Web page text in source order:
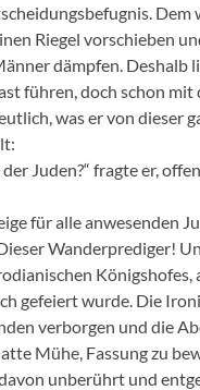
Dem
Riegel vorschieben
dämpfen. Deshalb
führen, doch schon mit
was er von dieser
der Juden?“ fragte er,
für alle anwesenden
Wanderprediger!
Königshofes,
gefeiert wurde. Die
verborgen und die
Mühe, Fassung zu
davon unberührt und